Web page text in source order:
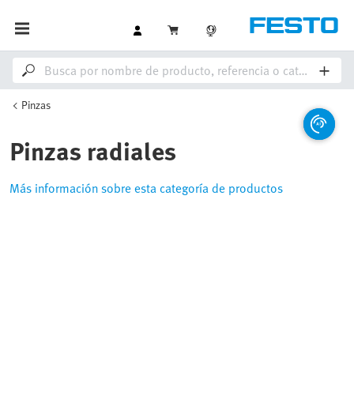
Pinzas
Pinzas radiales
Más información sobre esta categoría de productos